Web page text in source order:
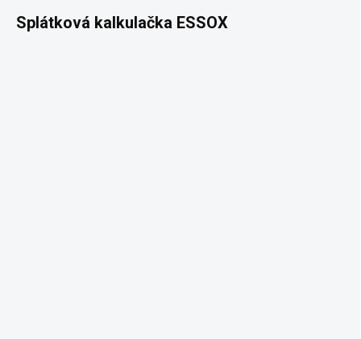
Splátková kalkulačka ESSOX